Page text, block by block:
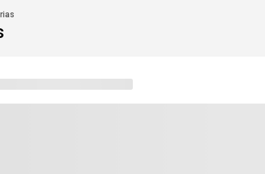
PESQUISA QUAEST - Lula vence no primeiro e
Mais da metade dos países do mundo não tem um